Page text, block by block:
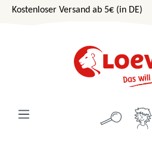
Zum Hauptinhalt springen
Kostenloser Versand ab 5€ (in DE)